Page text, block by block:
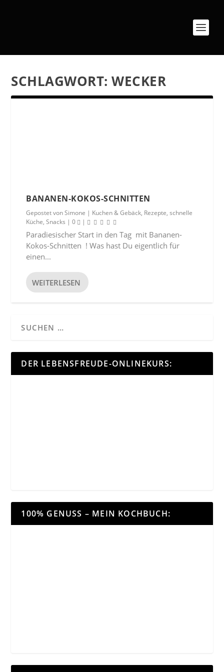
SCHLAGWORT:WECKER
BANANEN-KOKOS-SCHNITTEN
Gepostet vonSimone | Kuchen & Gebäck, Rezepte,schnelle
Küche,Snacks |0 |
Paradiesischer Start in den Tag mit Bananen-
Kokos-Schnitten ! Was hast Du eigentlich für
einen...
WEITERLESEN
DER LEBENSFREUDE-ONLINEKURS:
100% GENUSS – MEIN KOCHBUCH: